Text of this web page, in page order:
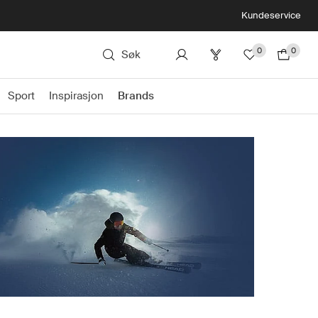
Kundeservice
Søk 0 0
Sport Inspirasjon Brands